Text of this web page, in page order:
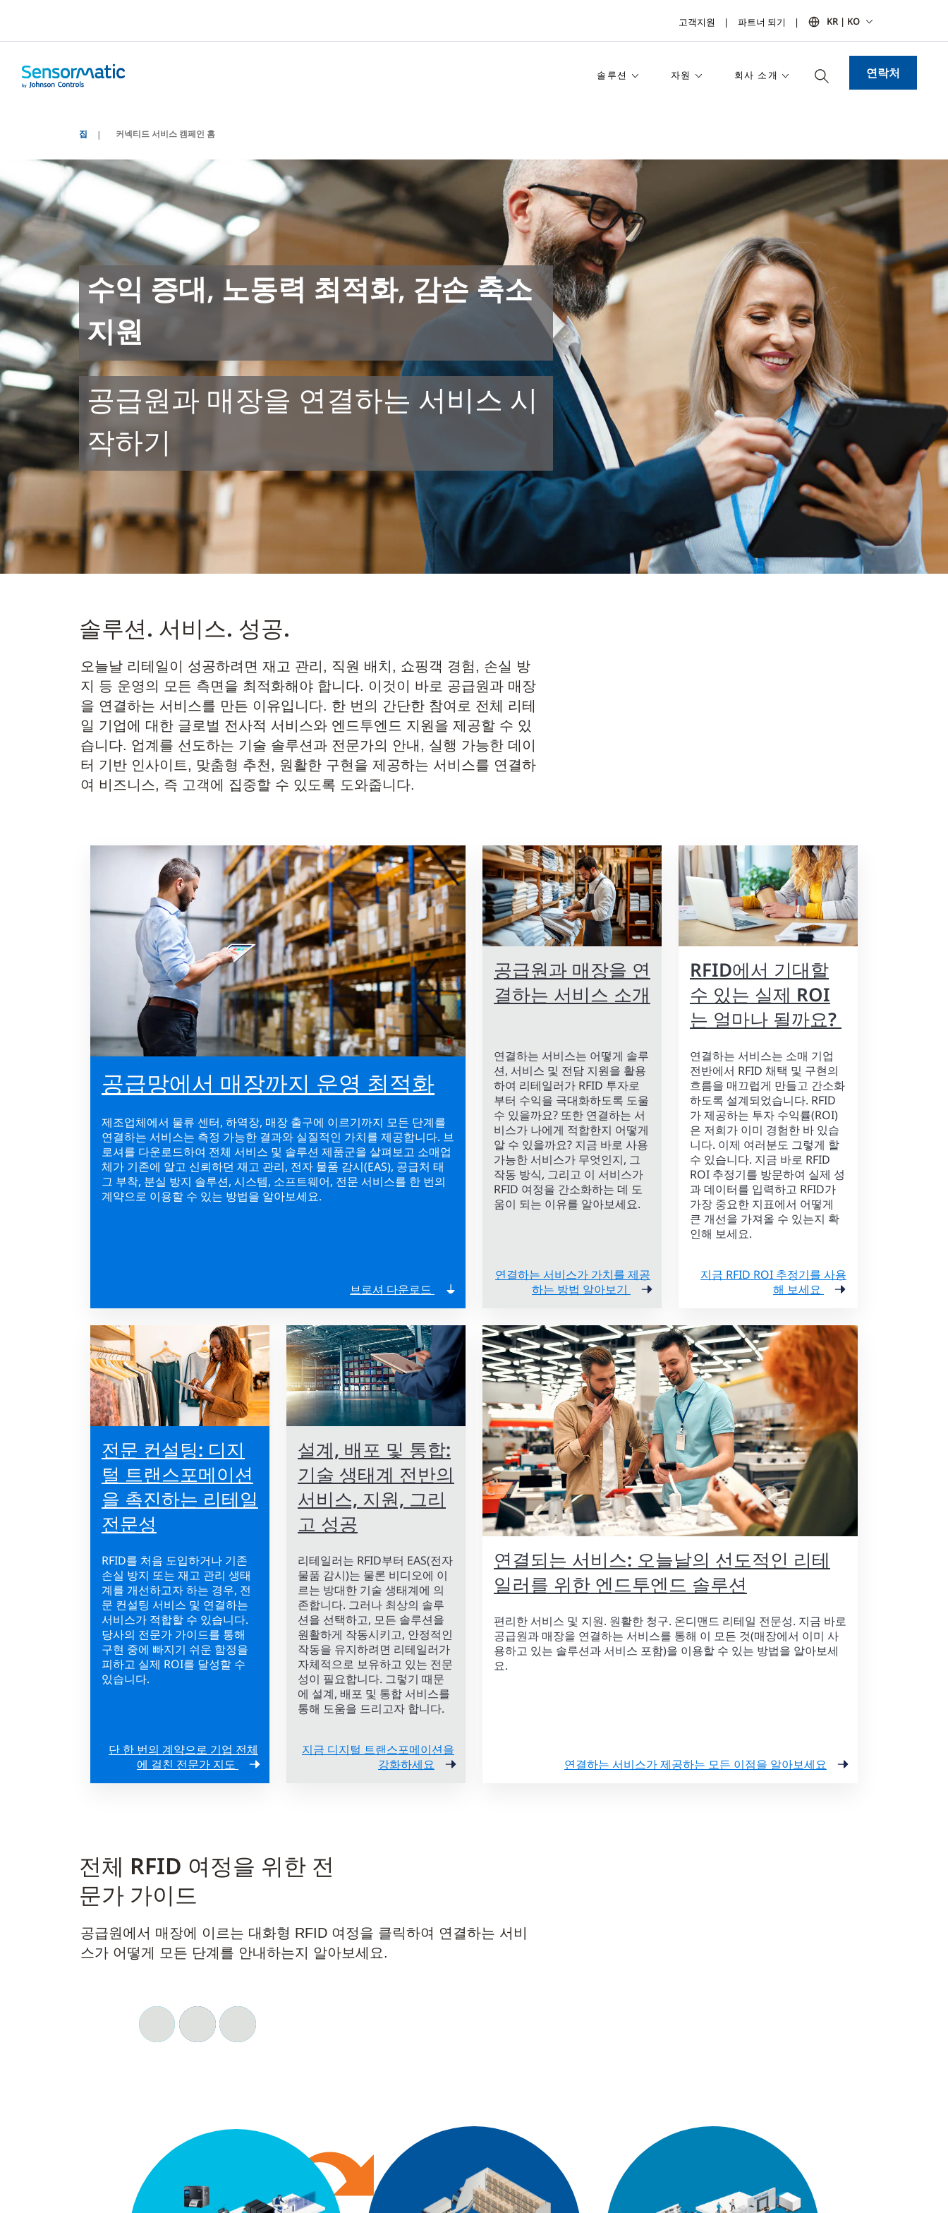
고객지원 파트너 되기 KR | KO
솔루션 자원 회사 소개 연락처
집 커넥티드 서비스 캠페인 홈
수익 증대, 노동력 최적화, 감손 축소
지원
공급원과 매장을 연결하는 서비스 시
작하기
솔루션. 서비스. 성공.
오늘날 리테일이 성공하려면 재고 관리, 직원 배치, 쇼핑객 경험, 손실 방
지 등 운영의 모든 측면을 최적화해야 합니다. 이것이 바로 공급원과 매장
을 연결하는 서비스를 만든 이유입니다. 한 번의 간단한 참여로 전체 리테
일 기업에 대한 글로벌 전사적 서비스와 엔드투엔드 지원을 제공할 수 있
습니다. 업계를 선도하는 기술 솔루션과 전문가의 안내, 실행 가능한 데이
터 기반 인사이트, 맞춤형 추천, 원활한 구현을 제공하는 서비스를 연결하
여 비즈니스, 즉 고객에 집중할 수 있도록 도와줍니다.
공급망에서 매장까지 운영 최적화
제조업체에서 물류 센터, 하역장, 매장 출구에 이르기까지 모든 단계를
연결하는 서비스는 측정 가능한 결과와 실질적인 가치를 제공합니다. 브
로셔를 다운로드하여 전체 서비스 및 솔루션 제품군을 살펴보고 소매업
체가 기존에 알고 신뢰하던 재고 관리, 전자 물품 감시(EAS), 공급처 태
그 부착, 분실 방지 솔루션, 시스템, 소프트웨어, 전문 서비스를 한 번의
계약으로 이용할 수 있는 방법을 알아보세요.
브로셔 다운로드
공급원과 매장을 연
결하는 서비스 소개
연결하는 서비스는 어떻게 솔루
션, 서비스 및 전담 지원을 활용
하여 리테일러가 RFID 투자로
부터 수익을 극대화하도록 도울
수 있을까요? 또한 연결하는 서
비스가 나에게 적합한지 어떻게
알 수 있을까요? 지금 바로 사용
가능한 서비스가 무엇인지, 그
작동 방식, 그리고 이 서비스가
RFID 여정을 간소화하는 데 도
움이 되는 이유를 알아보세요.
연결하는 서비스가 가치를 제공
하는 방법 알아보기
RFID에서 기대할
수 있는 실제 ROI
는 얼마나 될까요?
연결하는 서비스는 소매 기업
전반에서 RFID 채택 및 구현의
흐름을 매끄럽게 만들고 간소화
하도록 설계되었습니다. RFID
가 제공하는 투자 수익률(ROI)
은 저희가 이미 경험한 바 있습
니다. 이제 여러분도 그렇게 할
수 있습니다. 지금 바로 RFID
ROI 추정기를 방문하여 실제 성
과 데이터를 입력하고 RFID가
가장 중요한 지표에서 어떻게
큰 개선을 가져올 수 있는지 확
인해 보세요.
지금 RFID ROI 추정기를 사용
해 보세요
전문 컨설팅: 디지
털 트랜스포메이션
을 촉진하는 리테일
전문성
RFID를 처음 도입하거나 기존
손실 방지 또는 재고 관리 생태
계를 개선하고자 하는 경우, 전
문 컨설팅 서비스 및 연결하는
서비스가 적합할 수 있습니다.
당사의 전문가 가이드를 통해
구현 중에 빠지기 쉬운 함정을
피하고 실제 ROI를 달성할 수
있습니다.
단 한 번의 계약으로 기업 전체
에 걸친 전문가 지도
설계, 배포 및 통합:
기술 생태계 전반의
서비스, 지원, 그리
고 성공
리테일러는 RFID부터 EAS(전자
물품 감시)는 물론 비디오에 이
르는 방대한 기술 생태계에 의
존합니다. 그러나 최상의 솔루
션을 선택하고, 모든 솔루션을
원활하게 작동시키고, 안정적인
작동을 유지하려면 리테일러가
자체적으로 보유하고 있는 전문
성이 필요합니다. 그렇기 때문
에 설계, 배포 및 통합 서비스를
통해 도움을 드리고자 합니다.
지금 디지털 트랜스포메이션을
강화하세요
연결되는 서비스: 오늘날의 선도적인 리테
일러를 위한 엔드투엔드 솔루션
편리한 서비스 및 지원. 원활한 청구. 온디맨드 리테일 전문성. 지금 바로
공급원과 매장을 연결하는 서비스를 통해 이 모든 것(매장에서 이미 사
용하고 있는 솔루션과 서비스 포함)을 이용할 수 있는 방법을 알아보세
요.
연결하는 서비스가 제공하는 모든 이점을 알아보세요
전체 RFID 여정을 위한 전
문가 가이드
공급원에서 매장에 이르는 대화형 RFID 여정을 클릭하여 연결하는 서비
스가 어떻게 모든 단계를 안내하는지 알아보세요.